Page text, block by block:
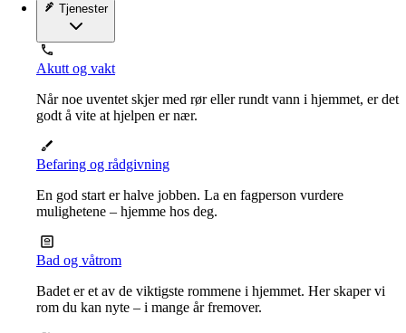
Tjenester
Akutt og vakt
Når noe uventet skjer med rør eller rundt vann i hjemmet, er det
godt å vite at hjelpen er nær.
Befaring og rådgivning
En god start er halve jobben. La en fagperson vurdere
mulighetene – hjemme hos deg.
Bad og våtrom
Badet er et av de viktigste rommene i hjemmet. Her skaper vi
rom du kan nyte – i mange år fremover.